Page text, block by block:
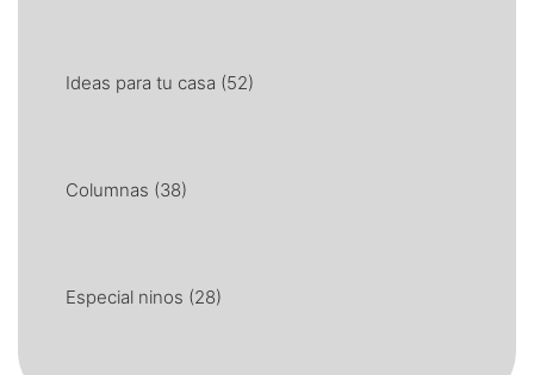
Ideas para tu casa (52)
Columnas (38)
Especial ninos (28)